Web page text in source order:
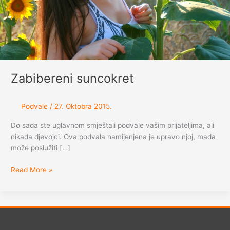
Zabibereni suncokret
Podvale/ 27. Oktobra 2015.
Do sada ste uglavnom smještali podvale vašim prijateljima, ali
nikada djevojci. Ova podvala namijenjena je upravo njoj, mada
može poslužiti […]
Zabibereni
Read More »